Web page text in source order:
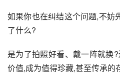
如果你也在纠结这个问题,不妨
了什么?
是为了拍照好看、戴一阵就换
价值,成为值得珍藏,甚至传承的